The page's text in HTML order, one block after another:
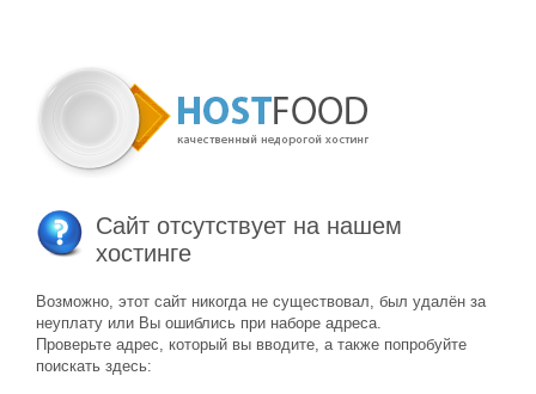
Сайт отсутствует на нашем
хостинге
Возможно, этот сайт никогда не существовал, был удалён за
неуплату или Вы ошиблись при наборе адреса.
Проверьте адрес, который вы вводите, а также попробуйте
поискать здесь: